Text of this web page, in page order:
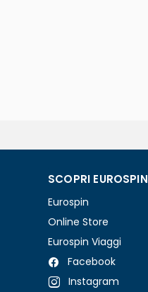
SCOPRI EUROSPIN
Eurospin
Online Store
Eurospin Viaggi
Facebook
Instagram